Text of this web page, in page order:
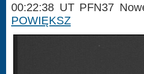
00:22:38 UT PFN37
POWIĘKSZ